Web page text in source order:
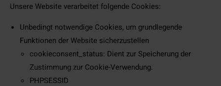
Unsere Website verarbeitet folgende Cookies:
Unbedingt notwendige Cookies, um grundlegende
Funktionen der Website sicherzustellen
cookieconsent_status: Dient zur Speicherung der
Zustimmung zur Cookie-Verwendung.
PHPSESSID